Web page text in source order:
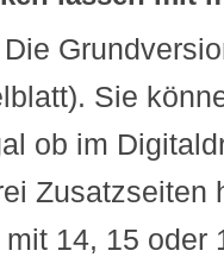
Sie
ob im
Zusatzseiten
14, 15 oder